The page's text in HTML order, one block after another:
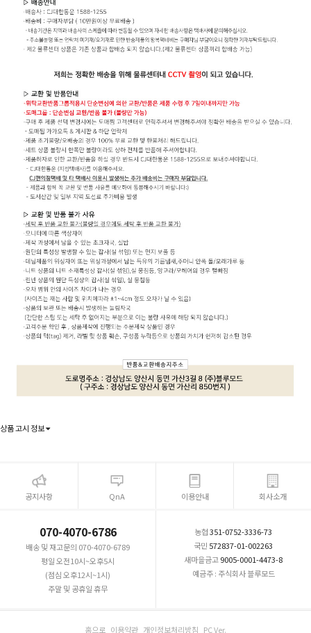
상품 고시 정보
공지사항 QnA 이용안내 회사소개
070-4070-6786
배송 및 재고문의 070-4070-6789
평일 오전10시~오후5시
(점심 오후12시~1시)
주말 및 공휴일 휴무
농협351-0752-3336-73
국민 572837-01-002263
새마을금고9005-0001-4473-8
예금주 : 주식회사 블루모드
홈으로 이용약관 개인정보처리방침 PC Ver.